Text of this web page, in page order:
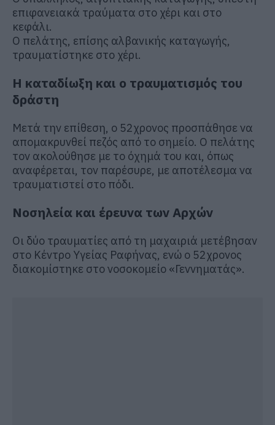
επιφανειακά τραύματα στο χέρι και στο
κεφάλι.
Ο πελάτης, επίσης αλβανικής καταγωγής,
τραυματίστηκε στο χέρι.
Η καταδίωξη και ο τραυματισμός του
δράστη
Μετά την επίθεση, ο 52χρονος προσπάθησε να
απομακρυνθεί πεζός από το σημείο. Ο πελάτης
τον ακολούθησε με το όχημά του και, όπως
αναφέρεται, τον παρέσυρε, με αποτέλεσμα να
τραυματιστεί στο πόδι.
Νοσηλεία και έρευνα των Αρχών
Οι δύο τραυματίες από τη μαχαιριά μετέβησαν
στο Κέντρο Υγείας Ραφήνας, ενώ ο 52χρονος
διακομίστηκε στο νοσοκομείο «Γεννηματάς».